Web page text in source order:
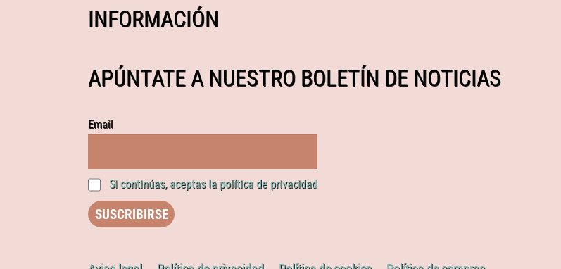
INFORMACIÓN
APÚNTATE A NUESTRO BOLETÍN DE NOTICIAS
Email
Si continúas, aceptas la política de privacidad